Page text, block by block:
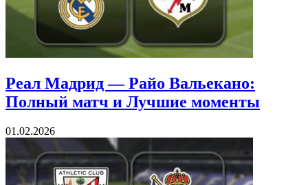
Реал Мадрид — Райо Вальекано:
Полный матч и Лучшие моменты
01.02.2026